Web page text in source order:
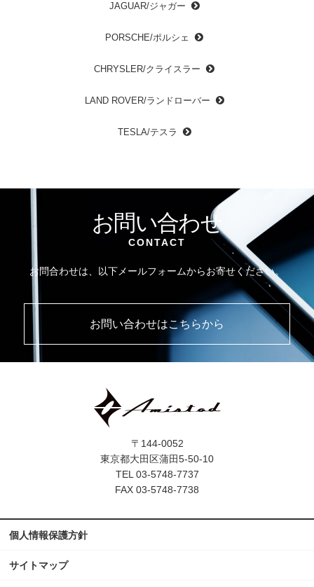
JAGUAR/ジャガー
PORSCHE/ポルシェ
CHRYSLER/クライスラー
LAND ROVER/ランドローバー
TESLA/テスラ
お問い合わせ
CONTACT
お問合わせは、以下メールフォームからお寄せください。
お問い合わせはこちらから
〒144-0052
東京都大田区蒲田5-50-10
TEL 03-5748-7737
FAX 03-5748-7738
個人情報保護方針
サイトマップ